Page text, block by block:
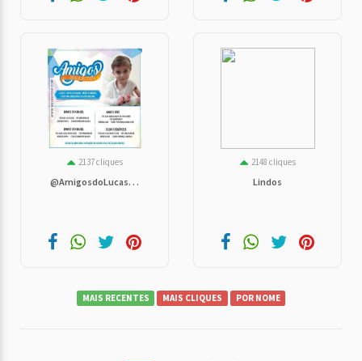
2137 cliques
@AmigosdoLucas. . .
2148 cliques
Lindos
MAIS RECENTES MAIS CLIQUES POR NOME